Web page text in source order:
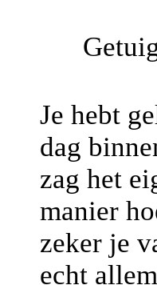
Je hebt
dag
zag het
manier
zeker je
echt